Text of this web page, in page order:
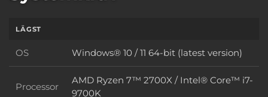
LÄGST
OS OS
Windows® 10 / 11 64-bit (latest version)
Processor Processor
AMD Ryzen 7™ 2700X / Intel® Core™ i7-
9700K